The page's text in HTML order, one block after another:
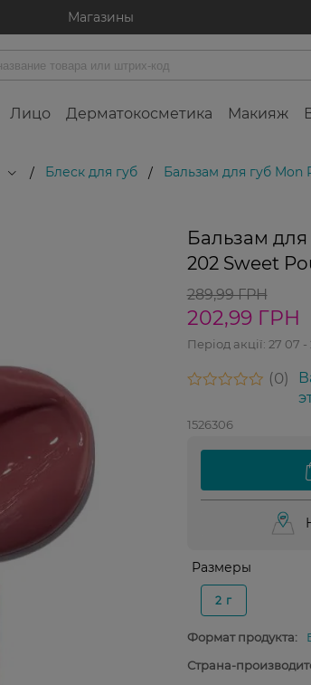
Магазины
Лицо Дерматокосметика Макияж
/ Блеск для губ / Бальзам для губ Mon
Бальзам для
202 Sweet
289,99 ГРН
202,99 ГРН
Період акції: 27 07 -
0
1526306
Размеры
2 г
Формат продукта:
Страна-